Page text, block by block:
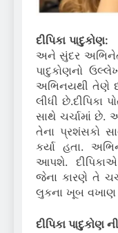
દીપિકા પાદુકોણ:
અને સુંદર
પાદુકોણનો
અભિનયથી તેણે
લીધી છે.દીપિકા
સાથે ચર્ચામાં છે.
તેના પ્રશંસકો
કર્યા હતા.
આપશે. દીપિકાએ
જેના કારણે તે
લુકના ખૂબ વખાણ
દીપિકા પાદુકોણ